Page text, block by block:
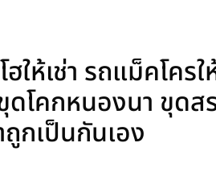
ห้เช่า รถแม็คโครใ
ดโคกหนองนา ขุดส
กเป็นกันเอง